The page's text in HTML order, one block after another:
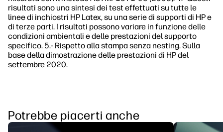
risultati sono una sintesi dei test effettuati su tutte le
linee di inchiostri HP Latex, su una serie di supporti di HP e
di terze parti. I risultati possono variare in funzione delle
condizioni ambientali e delle prestazioni del supporto
specifico. 5.- Rispetto alla stampa senza nesting. Sulla
base della dimostrazione delle prestazioni di HP del
settembre 2020.
Potrebbe piacerti anche